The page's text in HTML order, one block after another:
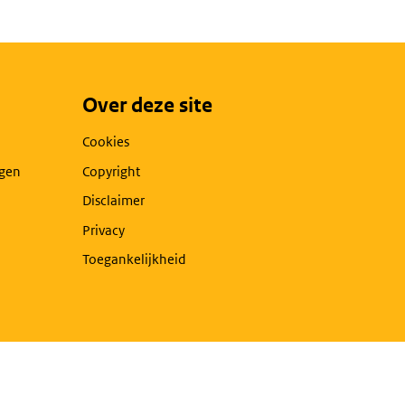
Over deze site
Cookies
Copyright
Disclaimer
Privacy
Toegankelijkheid